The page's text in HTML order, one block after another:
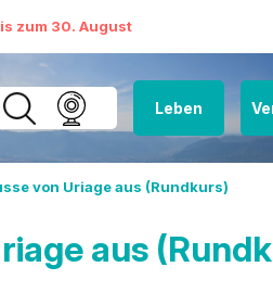
zum 30. August
Leben
von Uriage aus (Rundkurs)
aus